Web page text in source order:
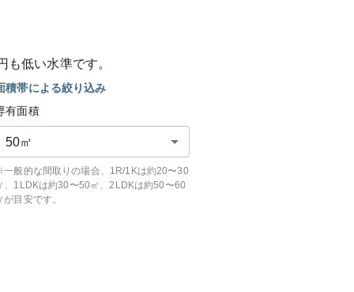
も低い水準です。
積帯による絞り込み
有面積
50㎡
般的な間取りの場合、1R/1Kは約20〜30
、1LDKは約30〜50㎡、2LDKは約50〜60
が目安です。